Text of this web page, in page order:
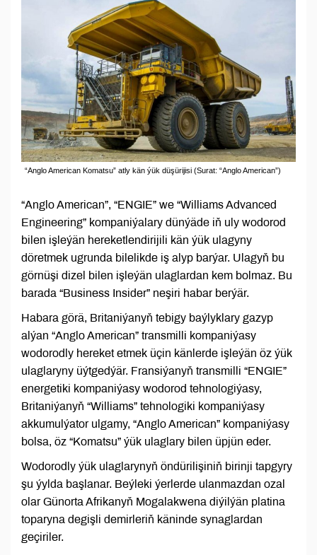
“Anglo American Komatsu” atly kän ýük düşürijisi (Surat: “Anglo American”)
“Anglo American”, “ENGIE” we “Williams Advanced
Engineering” kompaniýalary dünýäde iň uly wodorod
bilen işleýän hereketlendirijili kän ýük ulagyny
döretmek ugrunda bilelikde iş alyp barýar. Ulagyň bu
görnüşi dizel bilen işleýän ulaglardan kem bolmaz. Bu
barada “Business Insider” neşiri habar berýär.
Habara görä, Britaniýanyň tebigy baýlyklary gazyp
alýan “Anglo American” transmilli kompaniýasy
wodorodly hereket etmek üçin känlerde işleýän öz ýük
ulaglaryny üýtgedýär. Fransiýanyň transmilli “ENGIE”
energetiki kompaniýasy wodorod tehnologiýasy,
Britaniýanyň “Williams” tehnologiki kompaniýasy
akkumulýator ulgamy, “Anglo American” kompaniýasy
bolsa, öz “Komatsu” ýük ulaglary bilen üpjün eder.
Wodorodly ýük ulaglarynyň öndürilişiniň birinji tapgyry
şu ýylda başlanar. Beýleki ýerlerde ulanmazdan ozal
olar Günorta Afrikanyň Mogalakwena diýilýän platina
toparyna degişli demirleriň käninde synaglardan
geçiriler.